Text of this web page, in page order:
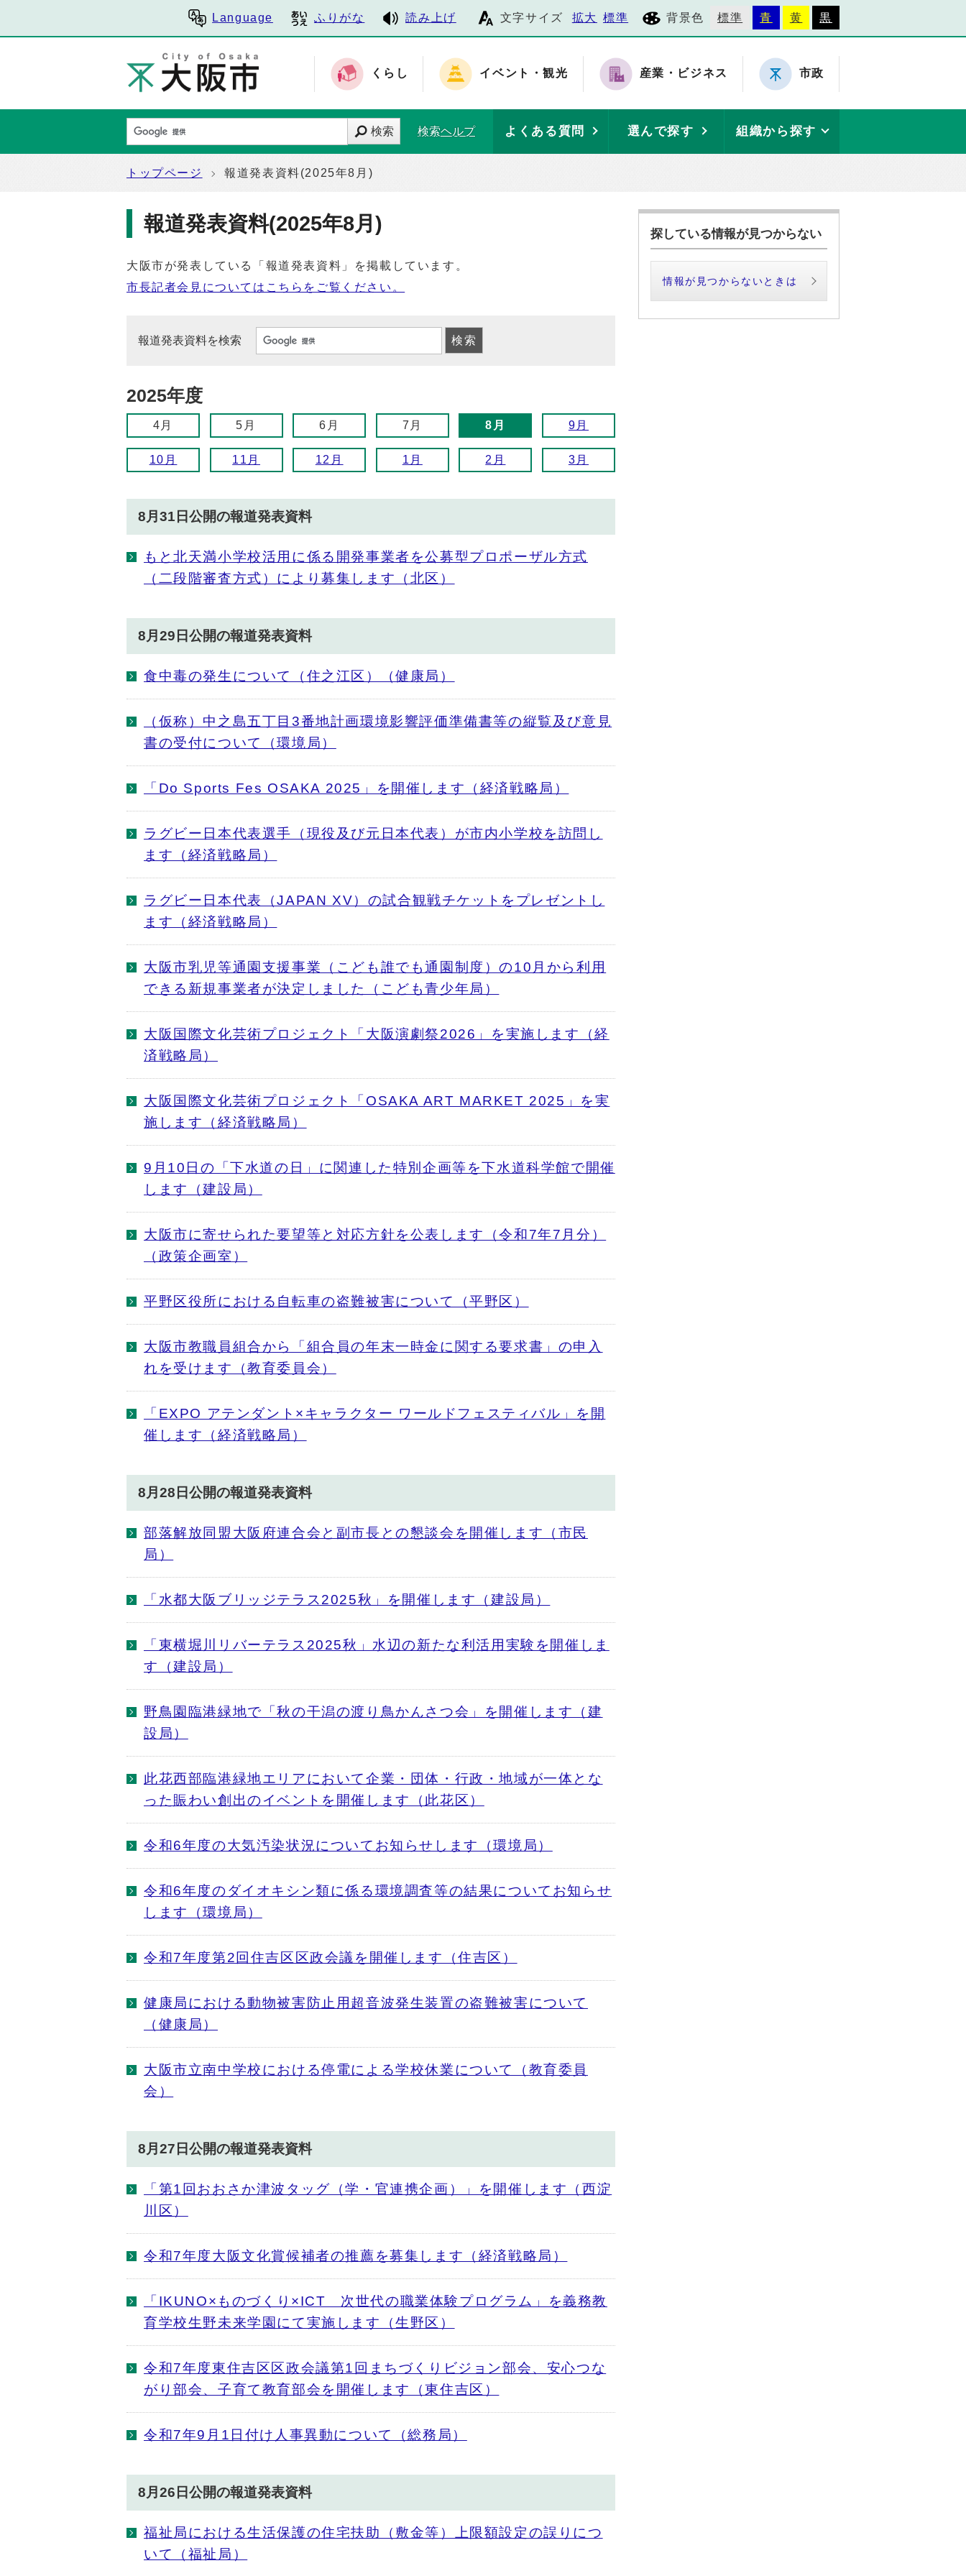
Language ふりがな 読み上げ 文字サイズ 拡大 標準 背景色 標準 青 黄 黒
くらし イベント・観光 産業・ビジネス 市政
検索 検索ヘルプ よくある質問 選んで探す 組織から探す
トップページ 報道発表資料(2025年8月)
報道発表資料(2025年8月)
大阪市が発表している「報道発表資料」を掲載しています。
市長記者会見についてはこちらをご覧ください。
報道発表資料を検索
2025年度
4月 5月 6月 7月 8月 9月
10月 11月 12月 1月 2月 3月
8月31日公開の報道発表資料
もと北天満小学校活用に係る開発事業者を公募型プロポーザル方式
（二段階審査方式）により募集します（北区）
8月29日公開の報道発表資料
食中毒の発生について（住之江区）（健康局）
（仮称）中之島五丁目3番地計画環境影響評価準備書等の縦覧及び意見
書の受付について（環境局）
「Do Sports Fes OSAKA 2025」を開催します（経済戦略局）
ラグビー日本代表選手（現役及び元日本代表）が市内小学校を訪問し
ます（経済戦略局）
ラグビー日本代表（JAPAN XV）の試合観戦チケットをプレゼントし
ます（経済戦略局）
大阪市乳児等通園支援事業（こども誰でも通園制度）の10月から利用
できる新規事業者が決定しました（こども青少年局）
大阪国際文化芸術プロジェクト「大阪演劇祭2026」を実施します（経
済戦略局）
大阪国際文化芸術プロジェクト「OSAKA ART MARKET 2025」を実
施します（経済戦略局）
9月10日の「下水道の日」に関連した特別企画等を下水道科学館で開催
します（建設局）
大阪市に寄せられた要望等と対応方針を公表します（令和7年7月分）
（政策企画室）
平野区役所における自転車の盗難被害について（平野区）
大阪市教職員組合から「組合員の年末一時金に関する要求書」の申入
れを受けます（教育委員会）
「EXPO アテンダント×キャラクター ワールドフェスティバル」を開
催します（経済戦略局）
8月28日公開の報道発表資料
部落解放同盟大阪府連合会と副市長との懇談会を開催します（市民
局）
「水都大阪ブリッジテラス2025秋」を開催します（建設局）
「東横堀川リバーテラス2025秋」水辺の新たな利活用実験を開催しま
す（建設局）
野鳥園臨港緑地で「秋の干潟の渡り鳥かんさつ会」を開催します（建
設局）
此花西部臨港緑地エリアにおいて企業・団体・行政・地域が一体とな
った賑わい創出のイベントを開催します（此花区）
令和6年度の大気汚染状況についてお知らせします（環境局）
令和6年度のダイオキシン類に係る環境調査等の結果についてお知らせ
します（環境局）
令和7年度第2回住吉区区政会議を開催します（住吉区）
健康局における動物被害防止用超音波発生装置の盗難被害について
（健康局）
大阪市立南中学校における停電による学校休業について（教育委員
会）
8月27日公開の報道発表資料
「第1回おおさか津波タッグ（学・官連携企画）」を開催します（西淀
川区）
令和7年度大阪文化賞候補者の推薦を募集します（経済戦略局）
「IKUNO×ものづくり×ICT 次世代の職業体験プログラム」を義務教
育学校生野未来学園にて実施します（生野区）
令和7年度東住吉区区政会議第1回まちづくりビジョン部会、安心つな
がり部会、子育て教育部会を開催します（東住吉区）
令和7年9月1日付け人事異動について（総務局）
8月26日公開の報道発表資料
福祉局における生活保護の住宅扶助（敷金等）上限額設定の誤りにつ
いて（福祉局）
探している情報が見つからない
情報が見つからないときは